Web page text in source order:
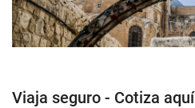
Viaja seguro - Cotiza aquí